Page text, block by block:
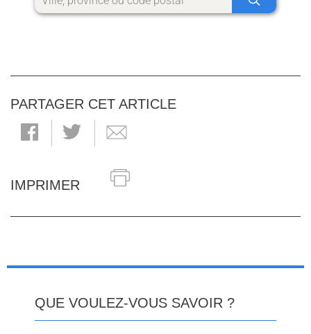
PARTAGER CET ARTICLE
IMPRIMER
QUE VOULEZ-VOUS SAVOIR ?